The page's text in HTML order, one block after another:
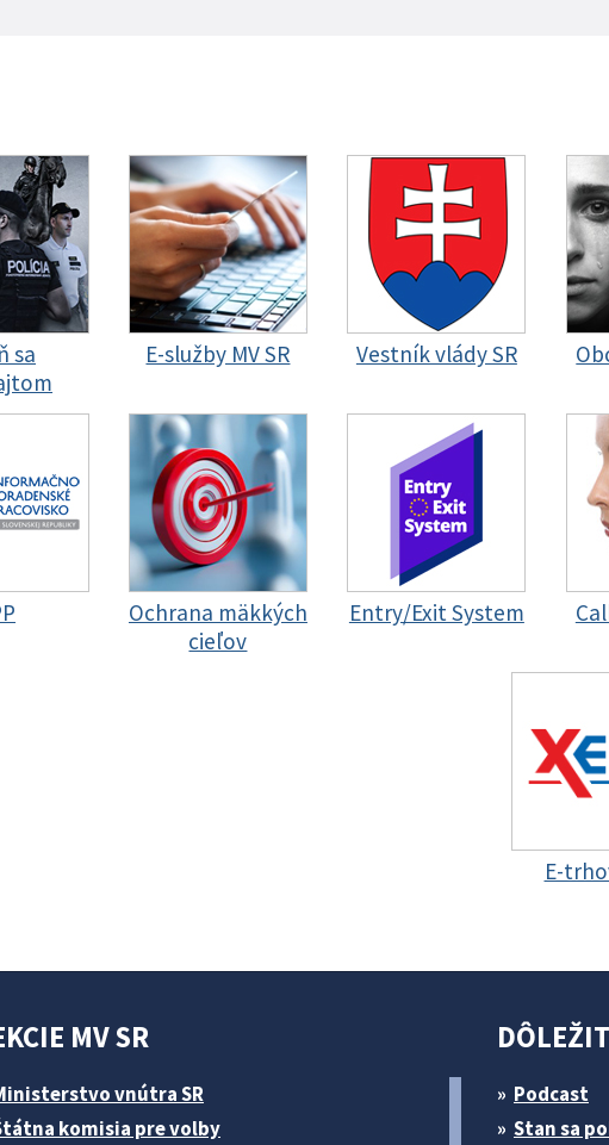
sa
E-služby MV SR Vestník vlády SR
Ochrana mäkkých
cieľov
Entry/Exit System
E-
MV SR
vnútra SR
komisia pre volby
Podcast
Stan sa